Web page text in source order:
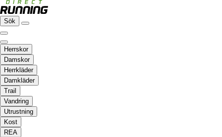
Sök
Herrskor
Damskor
Herrkläder
Damkläder
Trail
Vandring
Utrustning
Kost
REA